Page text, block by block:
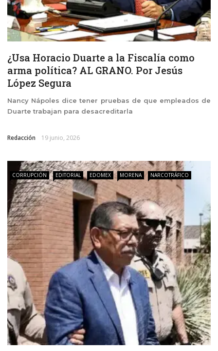
¿Usa Horacio Duarte a la Fiscalía como
arma política? AL GRANO. Por Jesús
López Segura
Nancy Nápoles dice tener pruebas de que empleados de
Duarte trabajan para desacreditarla
Redacción 19 junio, 2026
CORRUPCIÓN EDITORIAL EDOMEX MORENA NARCOTRÁFICO